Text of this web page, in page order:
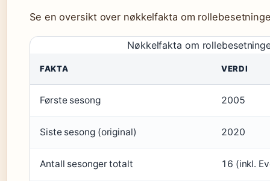
Se en oversikt over nøkkelfakta om
Nøkkelfakta om
FAKTA VERDI
Første sesong 2005
Siste sesong (original) 2020
Antall sesonger totalt 16 (inkl.